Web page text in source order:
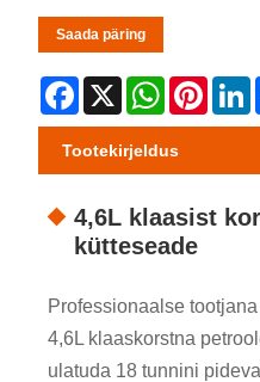
Saada päring
Facebook
X WhatsApp
Tootekirjeldus
4,6L klaasist
kütteseade
Professionaalse
4,6L klaaskorstna
ulatuda 18 tunnini